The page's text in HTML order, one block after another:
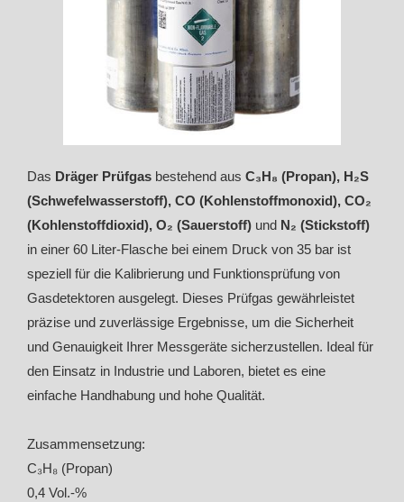
Das Dräger Prüfgas bestehend aus C₃H₈ (Propan), H₂S
(Schwefelwasserstoff), CO (Kohlenstoffmonoxid), CO₂
(Kohlenstoffdioxid), O₂ (Sauerstoff) und N₂ (Stickstoff)
in einer 60 Liter-Flasche bei einem Druck von 35 bar ist
speziell für die Kalibrierung und Funktionsprüfung von
Gasdetektoren ausgelegt. Dieses Prüfgas gewährleistet
präzise und zuverlässige Ergebnisse, um die Sicherheit
und Genauigkeit Ihrer Messgeräte sicherzustellen. Ideal für
den Einsatz in Industrie und Laboren, bietet es eine
einfache Handhabung und hohe Qualität.
Zusammensetzung:
C₃H₈ (Propan)
0,4 Vol.-%